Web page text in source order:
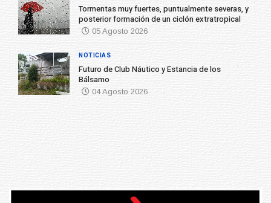
Tormentas muy fuertes, puntualmente severas, y
posterior formación de un ciclón extratropical
05 Agosto 2026
Futuro de Club Náutico y Estancia de los
Bálsamo
04 Agosto 2026
NOTICIAS